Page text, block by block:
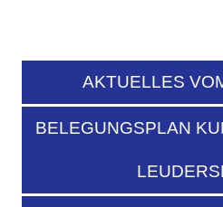
AKTUELLES
BELEGUNGSPLAN